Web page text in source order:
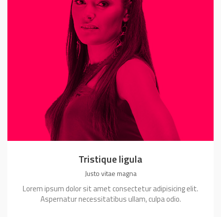
Tristique ligula
Justo vitae magna
Lorem ipsum dolor sit amet consectetur adipisicing elit.
Aspernatur necessitatibus ullam, culpa odio.